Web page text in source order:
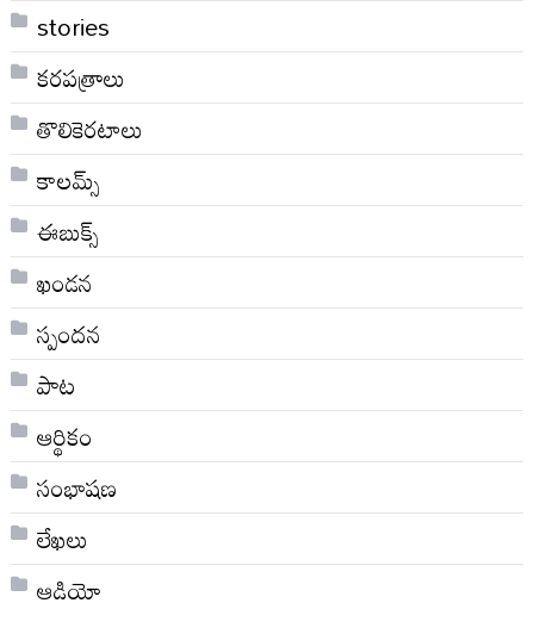
stories
కరపత్రాలు
తొలికెరటాలు
కాలమ్స్
ఈబుక్స్
ఖండన
స్పందన
పాట
ఆర్థికం
సంభాషణ
లేఖలు
ఆడియో